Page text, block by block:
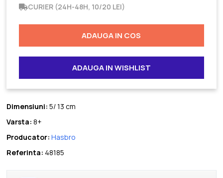
CURIER (24H-48H, 10/20 LEI)
ADAUGA IN COS
ADAUGA IN WISHLIST
Dimensiuni: 5/ 13 cm
Varsta: 8+
Producator: Hasbro
Referinta: 48185